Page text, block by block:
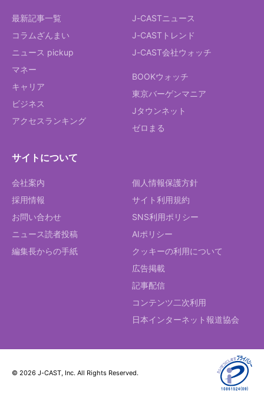
最新記事一覧
コラムざんまい
ニュース pickup
マネー
キャリア
ビジネス
アクセスランキング
J-CASTニュース
J-CASTトレンド
J-CAST会社ウォッチ
BOOKウォッチ
東京バーゲンマニア
Jタウンネット
ゼロまる
サイトについて
会社案内
採用情報
お問い合わせ
ニュース読者投稿
編集長からの手紙
個人情報保護方針
サイト利用規約
SNS利用ポリシー
AIポリシー
クッキーの利用について
広告掲載
記事配信
コンテンツ二次利用
日本インターネット報道協会
© 2026 J-CAST, Inc. All Rights Reserved.